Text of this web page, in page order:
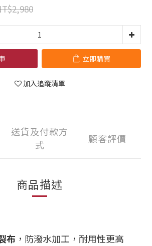
立即購買
加入追蹤清單
送貨及付款方
式
顧客評價
商品描述
布 ，防潑水加工，耐用性更高